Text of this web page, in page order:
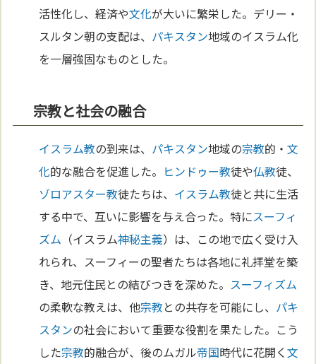
活性化し、経済や文化が大いに繁栄した。デリー・
スルタン朝の支配は、 パキスタン地域のイスラム化
を一層強固なものとした。
宗教と社会の融合
イスラム教の到来は、 パキスタン地域の宗教的・文
化的な融合を促進した。 ヒンドゥー教徒や仏教徒、
ゾロアスター教徒たちは、 イスラム教徒と共に生活
する中で、互いに影響を与え合った。特にスーフィ
ズム （イスラム神秘主義）は、この地で広く受け入
れられ、スーフィーの聖者たちは各地に礼拝堂を築
き、地元住民との結びつきを深めた。 スーフィズム
の柔軟な教えは、他宗教との共存を可能にし、 パキ
スタンの社会において重要な役割を果たした。こう
した宗教的融合が、後のムガル帝国時代に花開く文